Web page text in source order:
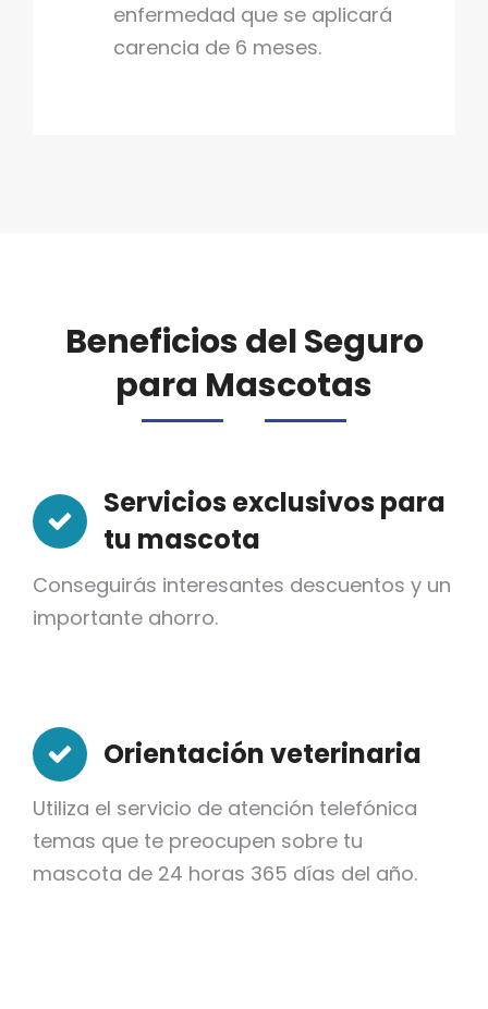
enfermedad que se aplicará
carencia de 6 meses.
Beneficios del Seguro
para Mascotas
Servicios exclusivos para
tu mascota
Conseguirás interesantes descuentos y un
importante ahorro.
Orientación veterinaria
Utiliza el servicio de atención telefónica
temas que te preocupen sobre tu
mascota de 24 horas 365 días del año.